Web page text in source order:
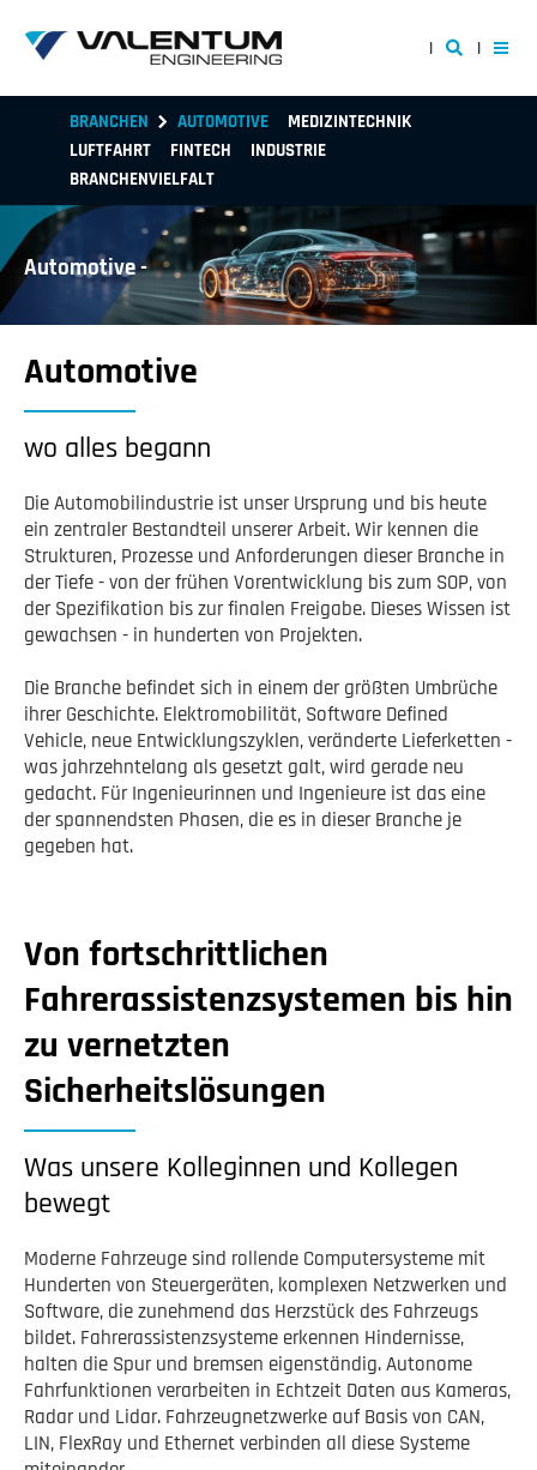
BRANCHEN AUTOMOTIVE
MEDIZINTECHNIK
LUFTFAHRT
FINTECH
INDUSTRIE
BRANCHENVIELFALT
Automotive -
Automotive
wo alles begann
Die Automobilindustrie ist unser Ursprung und bis heute
ein zentraler Bestandteil unserer Arbeit. Wir kennen die
Strukturen, Prozesse und Anforderungen dieser Branche in
der Tiefe - von der frühen Vorentwicklung bis zum SOP, von
der Spezifikation bis zur finalen Freigabe. Dieses Wissen ist
gewachsen - in hunderten von Projekten.
Die Branche befindet sich in einem der größten Umbrüche
ihrer Geschichte. Elektromobilität, Software Defined
Vehicle, neue Entwicklungszyklen, veränderte Lieferketten -
was jahrzehntelang als gesetzt galt, wird gerade neu
gedacht. Für Ingenieurinnen und Ingenieure ist das eine
der spannendsten Phasen, die es in dieser Branche je
gegeben hat.
Von fortschrittlichen
Fahrerassistenzsystemen bis hin
zu vernetzten
Sicherheitslösungen
Was unsere Kolleginnen und Kollegen
bewegt
Moderne Fahrzeuge sind rollende Computersysteme mit
Hunderten von Steuergeräten, komplexen Netzwerken und
Software, die zunehmend das Herzstück des Fahrzeugs
bildet. Fahrerassistenzsysteme erkennen Hindernisse,
halten die Spur und bremsen eigenständig. Autonome
Fahrfunktionen verarbeiten in Echtzeit Daten aus Kameras,
Radar und Lidar. Fahrzeugnetzwerke auf Basis von CAN,
LIN, FlexRay und Ethernet verbinden all diese Systeme